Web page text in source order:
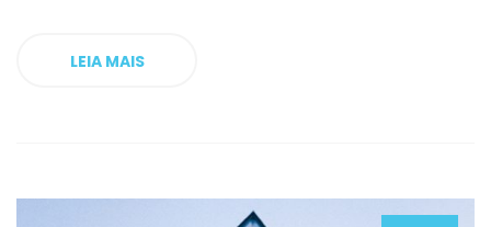
LEIA MAIS